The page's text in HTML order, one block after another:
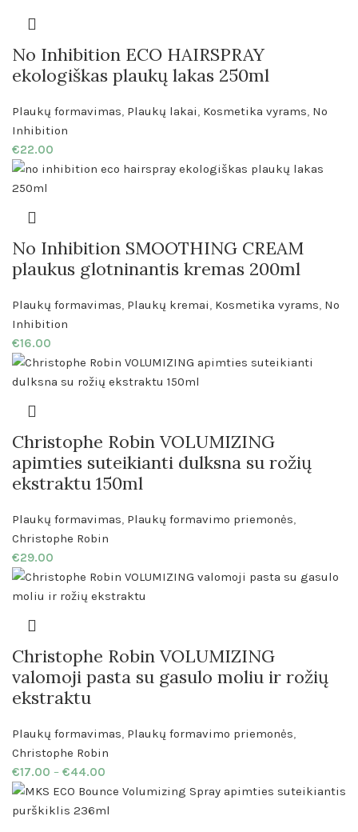
No Inhibition ECO HAIRSPRAY
ekologiškas plaukų lakas 250ml
Plaukų formavimas, Plaukų lakai, Kosmetika vyrams, No
Inhibition
€22.00
No Inhibition SMOOTHING CREAM
plaukus glotninantis kremas 200ml
Plaukų formavimas, Plaukų kremai, Kosmetika vyrams, No
Inhibition
€16.00
Christophe Robin VOLUMIZING
apimties suteikianti dulksna su rožių
ekstraktu 150ml
Plaukų formavimas, Plaukų formavimo priemonės,
Christophe Robin
€29.00
Christophe Robin VOLUMIZING
valomoji pasta su gasulo moliu ir rožių
ekstraktu
Plaukų formavimas, Plaukų formavimo priemonės,
Christophe Robin
€17.00 – €44.00